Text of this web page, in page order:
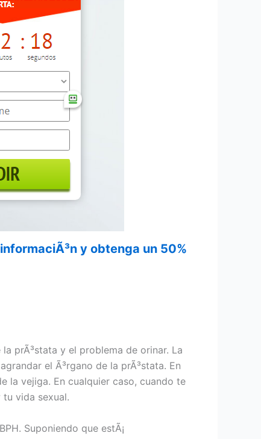
y obtenga un 50%
prÃ³stata y el problema de orinar. La
el Ã³rgano de la prÃ³stata. En
la vejiga. En cualquier caso, cuando te
vida sexual.
Suponiendo que estÃ¡